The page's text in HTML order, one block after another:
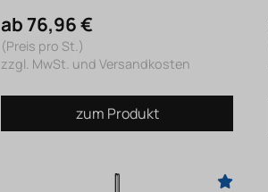
ab 76,96 €
(Preis pro St.)
zzgl. MwSt. und Versandkosten
zum Produkt